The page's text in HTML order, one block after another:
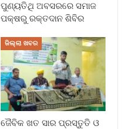
ପୁଣ୍ୟତିଥି ଅବସରରେ ସମାଜ
ପକ୍ଷରୁ ରକ୍ତଦାନ ଶିବିର
ଜିଲ୍ଲା ଖବର
ଜୈବିକ ଖତ ସାର ପ୍ରସ୍ତୁତି ଓ